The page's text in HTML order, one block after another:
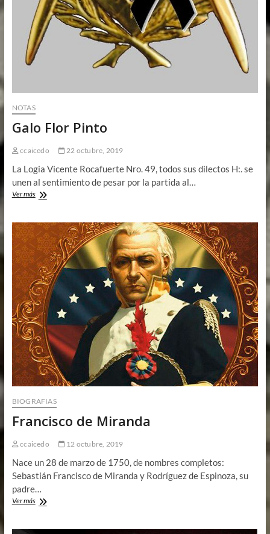
NOTAS
Galo Flor Pinto
ccaicedo 22 octubre, 2019
La Logia Vicente Rocafuerte Nro. 49, todos sus dilectos H:. se
unen al sentimiento de pesar por la partida al…
Ver másGalo
BIOGRAFIAS
Francisco de Miranda
ccaicedo 12 octubre, 2019
Nace un 28 de marzo de 1750, de nombres completos:
Sebastián Francisco de Miranda y Rodríguez de Espinoza, su
padre…
Ver másFrancisco